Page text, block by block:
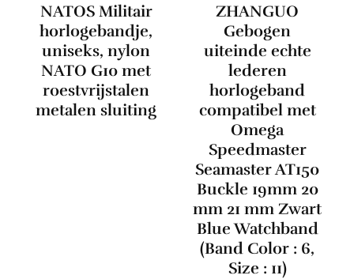
NATOS Militair
horlogebandje,
uniseks, nylon
NATO G10 met
roestvrijstalen
metalen sluiting
ZHANGUO
Gebogen
uiteinde echte
lederen
horlogeband
compatibel met
Omega
Speedmaster
Seamaster AT150
Buckle 19mm 20
mm 21 mm Zwart
Blue Watchband
(Band Color : 6,
Size : 11)